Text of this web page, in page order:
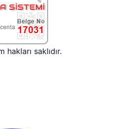
saklıdır.